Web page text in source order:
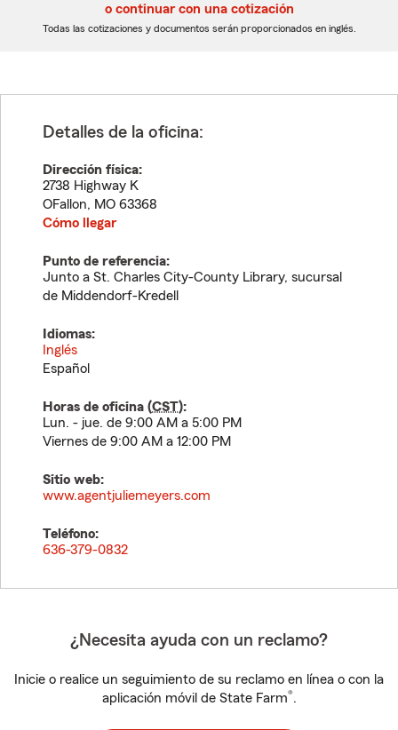
dígitos
dígitos
o continuar con una cotización
Todas las cotizaciones y documentos serán proporcionados en inglés.
Detalles de la oficina:
Dirección física:
2738 Highway K
OFallon, MO 63368
Cómo llegar
Punto de referencia:
Junto a St. Charles City-County Library, sucursal
de Middendorf-Kredell
Idiomas:
Inglés
Español
Horas de oficina (CST):
Lun. - jue. de 9:00 AM a 5:00 PM
Viernes de 9:00 AM a 12:00 PM
Sitio web:
www.agentjuliemeyers.com
Teléfono:
636-379-0832
¿Necesita ayuda con un reclamo?
Inicie o realice un seguimiento de su reclamo en línea o con la
aplicación móvil de State Farm®.